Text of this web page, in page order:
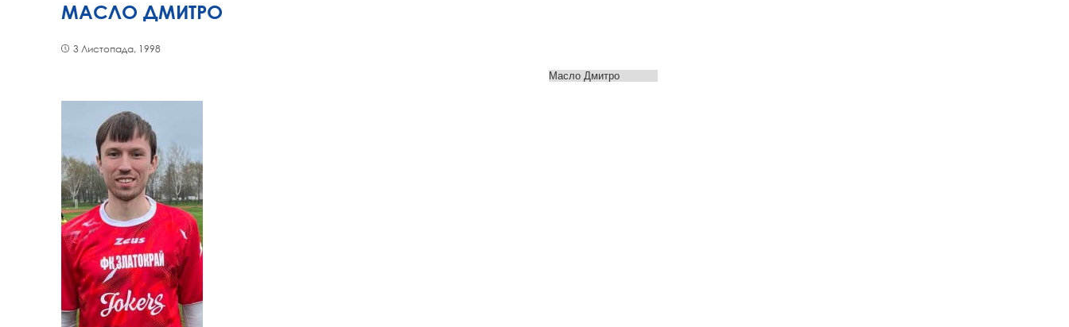
МАСЛО ДМИТРО
3 Листопада, 1998